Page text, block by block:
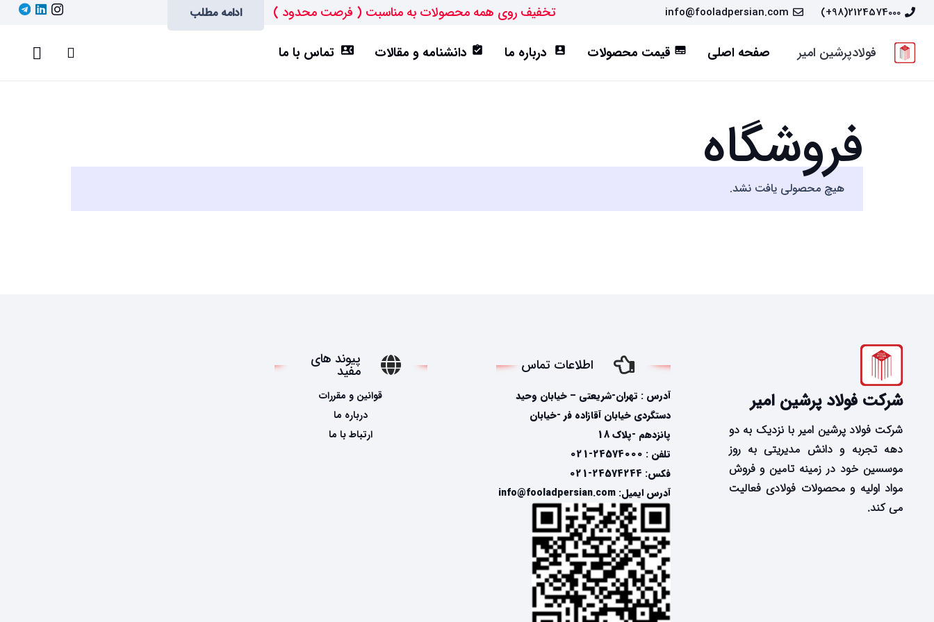
2124574000(98+)
info@fooladpersian.com تخفیف روی همه محصولات به مناسبت ( فرصت محدود ) ادامه مطلب
فولادپرشین امیر صفحه اصلی subtitles قیمت محصولات account_box درباره ما assignment_turned_in دانشنامه و مقالات contact_phone تماس با ما
فروشگاه
هیچ محصولی یافت نشد.
شرکت فولاد پرشین امیر
شرکت فولاد پرشین امیر با نزدیک به دو
دهه تجربه و دانش مدیریتی به روز
موسسین خود در زمینه تامین و فروش
مواد اولیه و محصولات فولادی فعالیت
می کند.
اطلاعات تماس
آدرس : تهران-شریعتی – خیابان وحید
دستگردی خیابان آقازاده فر -خیابان
پانزدهم -پلاک 18
تلفن : 24574000-021
فکس: 24574244-021
آدرس ایمیل: info@fooladpersian.com
پیوند های
مفید
قوانین و مقررات
درباره ما
ارتباط با ما